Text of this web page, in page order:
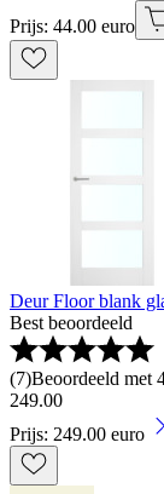
Prijs: 44.00 euro
Deur Floor blank
Best beoordeeld
(7)Beoordeeld met
249.00
Prijs: 249.00 euro